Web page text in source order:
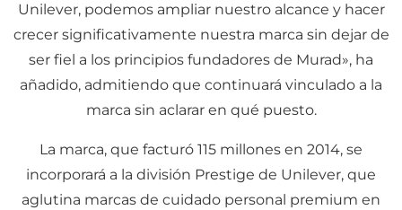
Unilever, podemos ampliar nuestro alcance y hacer
crecer significativamente nuestra marca sin dejar de
ser fiel a los principios fundadores de Murad», ha
añadido, admitiendo que continuará vinculado a la
marca sin aclarar en qué puesto.
La marca, que facturó 115 millones en 2014, se
incorporará a la división Prestige de Unilever, que
aglutina marcas de cuidado personal premium en